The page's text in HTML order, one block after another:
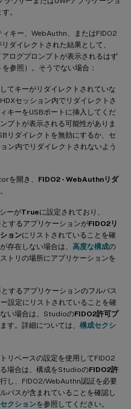
。
キー、WebAuthn、またはFIDO2
ダイレクトされた結果として、
ログプロンプトが表示されるはず
参照）。そうでない場合：
てキーがリダイレクトされていな
セッション内でリダイレクトさ
キーをUSBポートに挿入してくだ
プトが表示される可能性がありま
リダイレクトを無効にするか、セ
ン内でリダイレクトされないよう
を開き、 FIDO2 - WebAuthnリダ
ーがTrueに設定されており、
するアプリケーションがFIDO2リ
ョンにリストされていることを確
存在しない場合は、 高度な構成の
トリの場所にアプリケーションを
するアプリケーションのフルパス
設定にリストされていることを確
い場合は、StudioのFIDO2許可プ
す。詳細については、 構成セクシ
リベースの設定を使用してFIDO2
場合は、構成をStudioのFIDO2許
し、FIDO2/WebAuthn認証を必要
パスが含まれていることを確認し
クションを参照してください。